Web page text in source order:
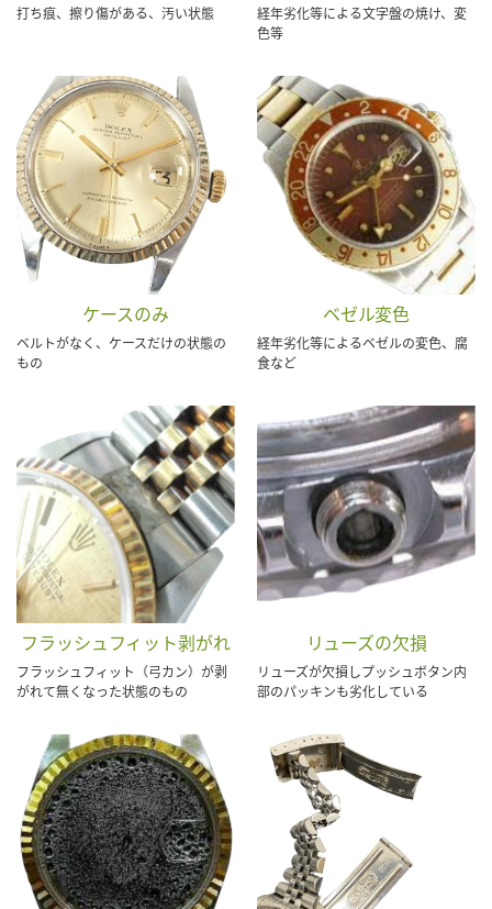
打ち痕、擦り傷がある、汚い状態
経年劣化等による文字盤の焼け、変
色等
ケースのみ
ベルトがなく、ケースだけの状態の
もの
ベゼル変色
経年劣化等によるベゼルの変色、腐
食など
フラッシュフィット剥がれ
フラッシュフィット（弓カン）が剥
がれて無くなった状態のもの
リューズの欠損
リューズが欠損しプッシュボタン内
部のパッキンも劣化している